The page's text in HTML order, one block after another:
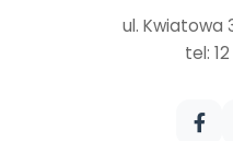
ul. Kwiatowa
tel: 12